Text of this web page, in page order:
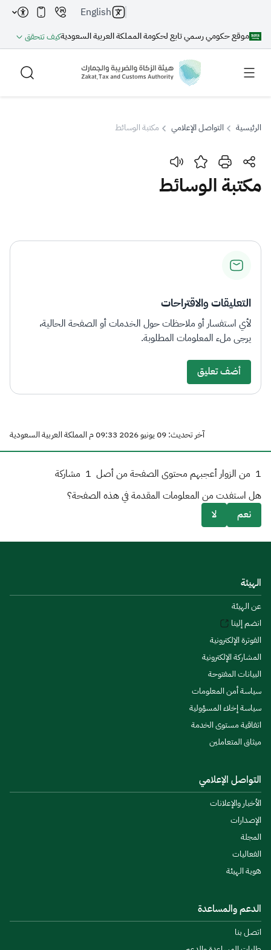
موقع حكومي رسمي تابع لحكومة المملكة العربية السعوديةكيف تتحقق
English
بحث
اقتراحات
الزكاة
الرئيسية التواصل الإعلامي مكتبة الوسائط
مكتبة الوسائط
التعليقات والاقتراحات
لأي استفسار أو ملاحظات حول الخدمات أو الصفحة الحالية،
يرجى ملء المعلومات المطلوبة.
أضف تعليق
آخر تحديث: 09 يونيو 2026 09:33 م المملكة العربية السعودية
1 من الزوار أعجبهم محتوى الصفحة من أصل 1 مشاركة
هل استفدت من المعلومات المقدمة في هذه الصفحة؟
نعم
لا
الهيئة
عن الهيئة
انضم إلينا
الفوترة الإلكترونية
المشاركة الإلكترونية
البيانات المفتوحة
سياسة أمن المعلومات
سياسة إخلاء المسؤولية
اتفاقية مستوى الخدمة
ميثاق المتعاملين
التواصل الإعلامي
الأخبار والإعلانات
الإصدارات
المجلة
الفعاليات
هوية الهيئة
الدعم والمساعدة
اتصل بنا